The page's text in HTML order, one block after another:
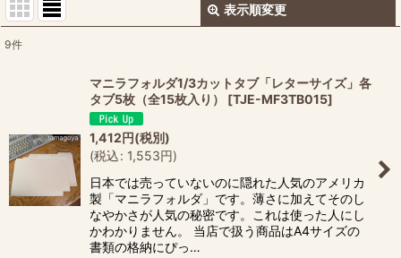
表示順変更
絞り込む
9件
マニラフォルダ1/3カットタブ「レターサイズ」各
タブ5枚（全15枚入り）
[TJE-MF3TB015]
1,412円(税別)
(税込: 1,553円)
日本では売っていないのに隠れた人気のアメリカ
製「マニラフォルダ」です。薄さに加えてそのし
なやかさが人気の秘密です。これは使った人にし
かわかりません。 当店で扱う商品はA4サイズの
書類の格納にぴっ…